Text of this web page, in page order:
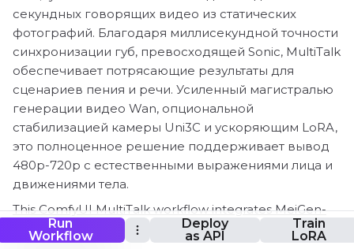
Run
Workflow
Deploy
as API
Train
LoRA
секундных говорящих видео из статических
фотографий. Благодаря миллисекундной точности
синхронизации губ, превосходящей Sonic, MultiTalk
обеспечивает потрясающие результаты для
сценариев пения и речи. Усиленный магистралью
генерации видео Wan, опциональной
стабилизацией камеры Uni3C и ускоряющим LoRA,
это полноценное решение поддерживает вывод
480p-720p с естественными выражениями лица и
движениями тела.
This ComfyUI MultiTalk workflow integrates MeiGen-
AI's MultiTalk model with kijai's ComfyUI-